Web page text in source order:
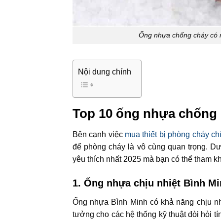
Ống nhựa chống cháy có
Nội dung chính
Top 10 ống nhựa chống
Bên cạnh việc mua thiết bị phòng cháy
để phòng cháy là vô cùng quan trọng.
yêu thích nhất 2025 mà bạn có thể tham
1. Ống nhựa chịu nhiệt Bình
Ống nhựa Bình Minh có khả năng chịu
tưởng cho các hệ thống kỹ thuật đòi hỏi